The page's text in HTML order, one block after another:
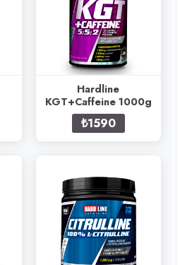
Hardline
KGT+Caffeine 1000g
₺1590